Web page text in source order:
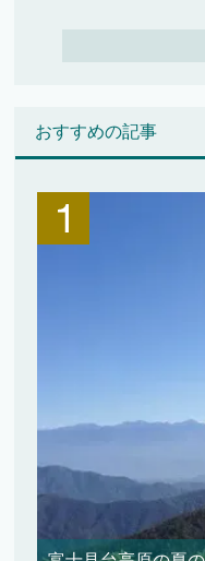
おすすめの記事